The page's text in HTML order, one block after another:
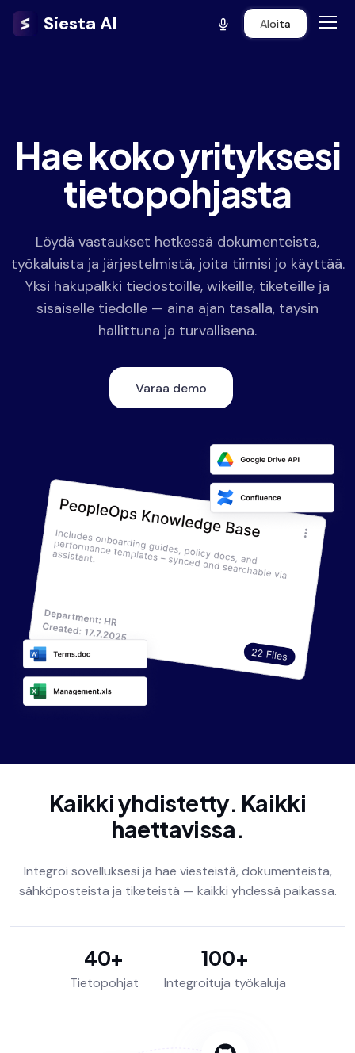
Siesta AI Aloita
Hae koko yrityksesi
tietopohjasta
Löydä vastaukset hetkessä dokumenteista,
työkaluista ja järjestelmistä, joita tiimisi jo käyttää.
Yksi hakupalkki tiedostoille, wikeille, tiketeille ja
sisäiselle tiedolle — aina ajan tasalla, täysin
hallittuna ja turvallisena.
Varaa demo
Kaikki yhdistetty. Kaikki
haettavissa.
Integroi sovelluksesi ja hae viesteistä, dokumenteista,
sähköposteista ja tiketeistä — kaikki yhdessä paikassa.
40+
Tietopohjat
100+
Integroituja työkaluja